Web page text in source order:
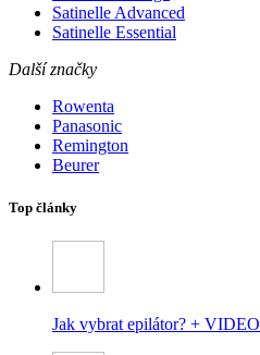
Satinelle Advanced
Satinelle Essential
Další značky
Rowenta
Panasonic
Remington
Beurer
Top články
Jak vybrat epilátor? + VIDEO